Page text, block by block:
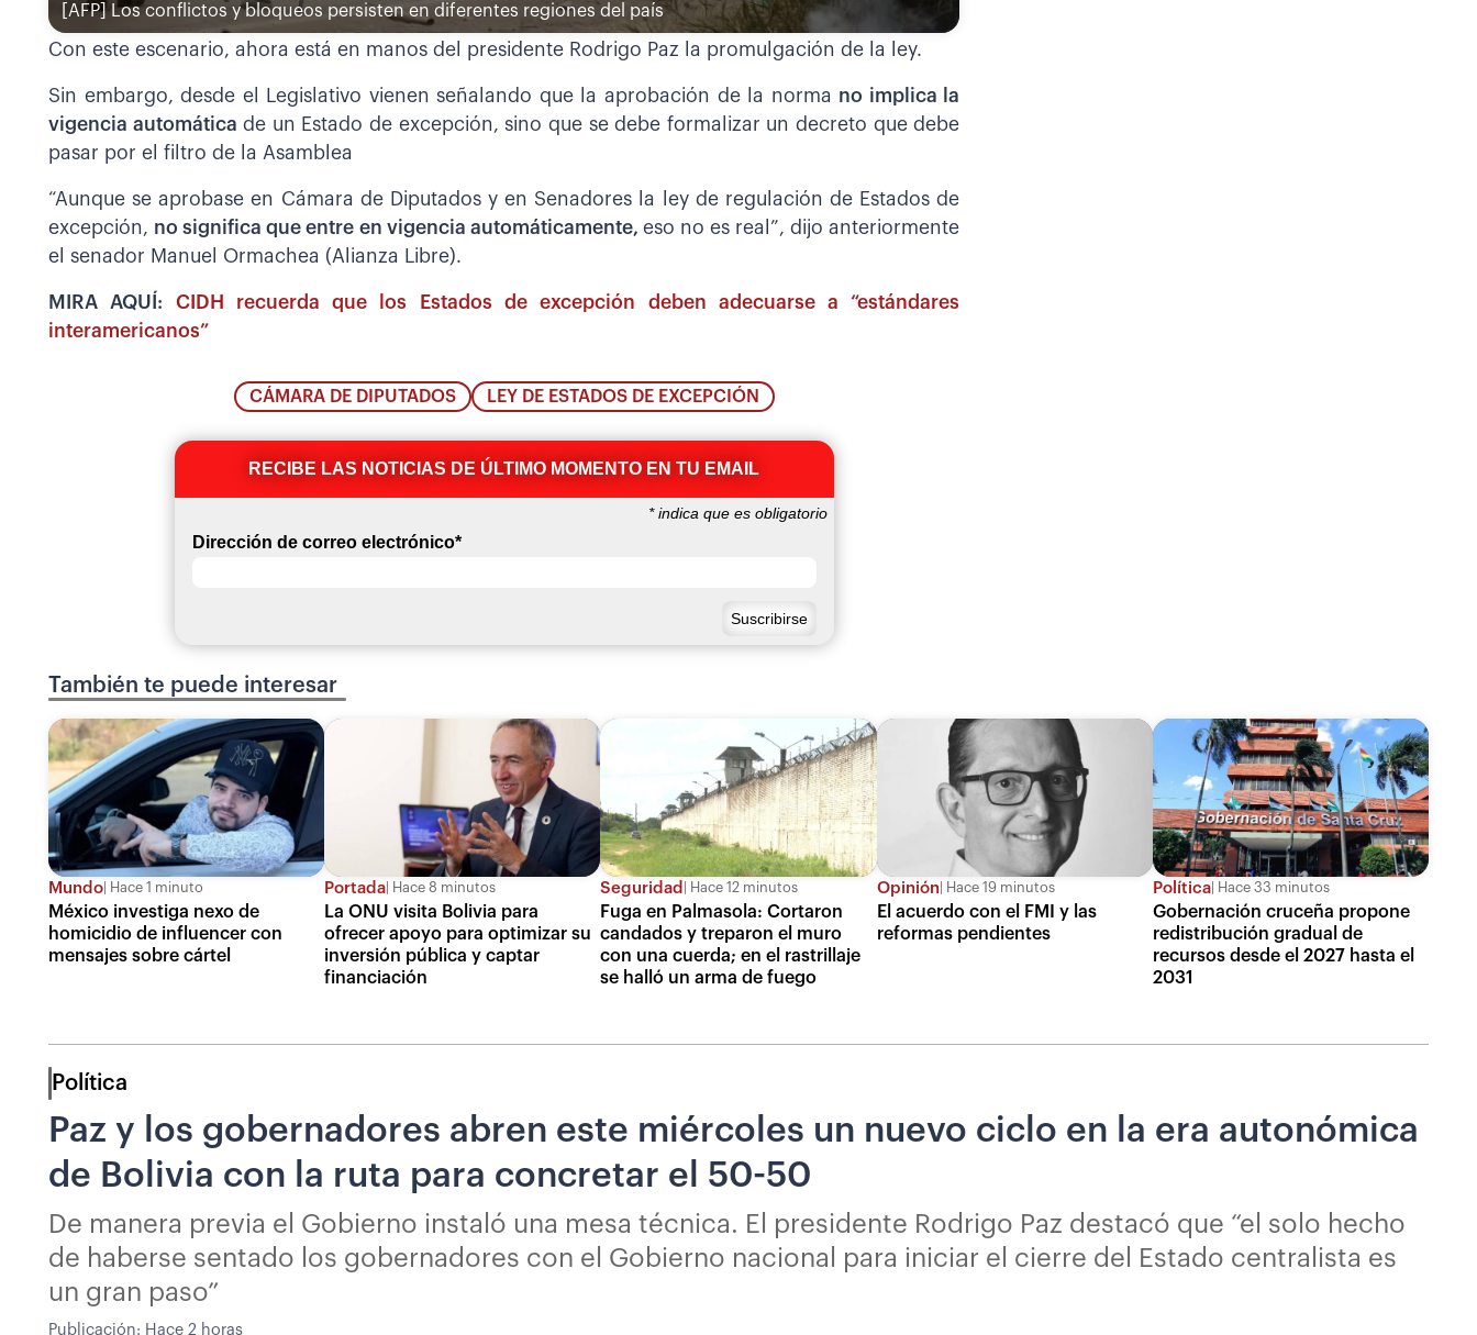
[AFP] Los conflictos y bloqueos persisten en diferentes regiones del país
Con este escenario, ahora está en manos del presidente Rodrigo Paz la promulgación de la ley.
Sin embargo, desde el Legislativo vienen señalando que la aprobación de la norma no implica la
vigencia automática de un Estado de excepción, sino que se debe formalizar un decreto que debe
pasar por el filtro de la Asamblea
“Aunque se aprobase en Cámara de Diputados y en Senadores la ley de regulación de Estados de
excepción, no significa que entre en vigencia automáticamente, eso no es real”, dijo anteriormente
el senador Manuel Ormachea (Alianza Libre).
MIRA AQUÍ: CIDH recuerda que los Estados de excepción deben adecuarse a “estándares
interamericanos”
CÁMARA DE DIPUTADOS LEY DE ESTADOS DE EXCEPCIÓN
RECIBE LAS NOTICIAS DE ÚLTIMO MOMENTO EN TU EMAIL
*indica que es obligatorio
Dirección de correo electrónico*
También te puede interesar
Mundo Hace 1 minuto
México investiga nexo de
homicidio de influencer con
mensajes sobre cártel
Portada Hace 8 minutos
La ONU visita Bolivia para
ofrecer apoyo para optimizar su
inversión pública y captar
financiación
Seguridad Hace 12 minutos
Fuga en Palmasola: Cortaron
candados y treparon el muro
con una cuerda; en el rastrillaje
se halló un arma de fuego
Opinión Hace 19 minutos
El acuerdo con el FMI y las
reformas pendientes
Política Hace 33 minutos
Gobernación cruceña propone
redistribución gradual de
recursos desde el 2027 hasta el
2031
Política
Paz y los gobernadores abren este miércoles un nuevo ciclo en la era autonómica
de Bolivia con la ruta para concretar el 50-50
De manera previa el Gobierno instaló una mesa técnica. El presidente Rodrigo Paz destacó que “el solo hecho
de haberse sentado los gobernadores con el Gobierno nacional para iniciar el cierre del Estado centralista es
un gran paso”
Publicación: Hace 2 horas